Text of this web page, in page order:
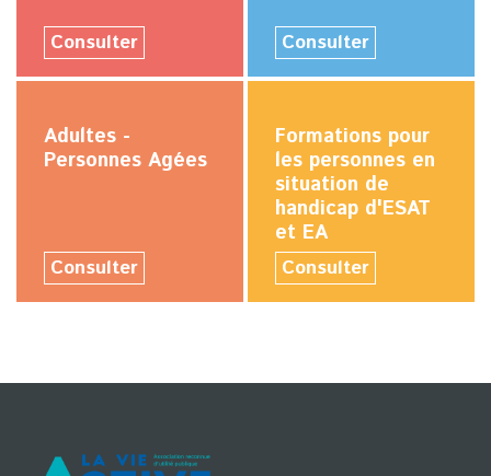
Consulter Consulter
Adultes -
Personnes Agées
Consulter
Formations pour
les personnes en
situation de
handicap d'ESAT
et EA
Consulter